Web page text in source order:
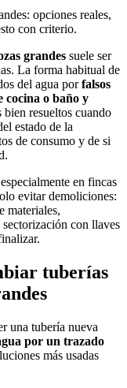
opciones reales,
con criterio.
grandes suele ser
La forma habitual de
del agua porfalsos
cocina o baño y
resueltos cuando
estado de la
de consumo y de si
en fincas
evitar demoliciones:
materiales,
con llaves
tuberías
una tubería nueva
por un trazado
más usadas